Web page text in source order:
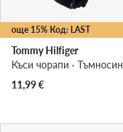
още 15% Код: LAST
Tommy Hilfiger
Къси чорапи · Тъмносин
11,99€